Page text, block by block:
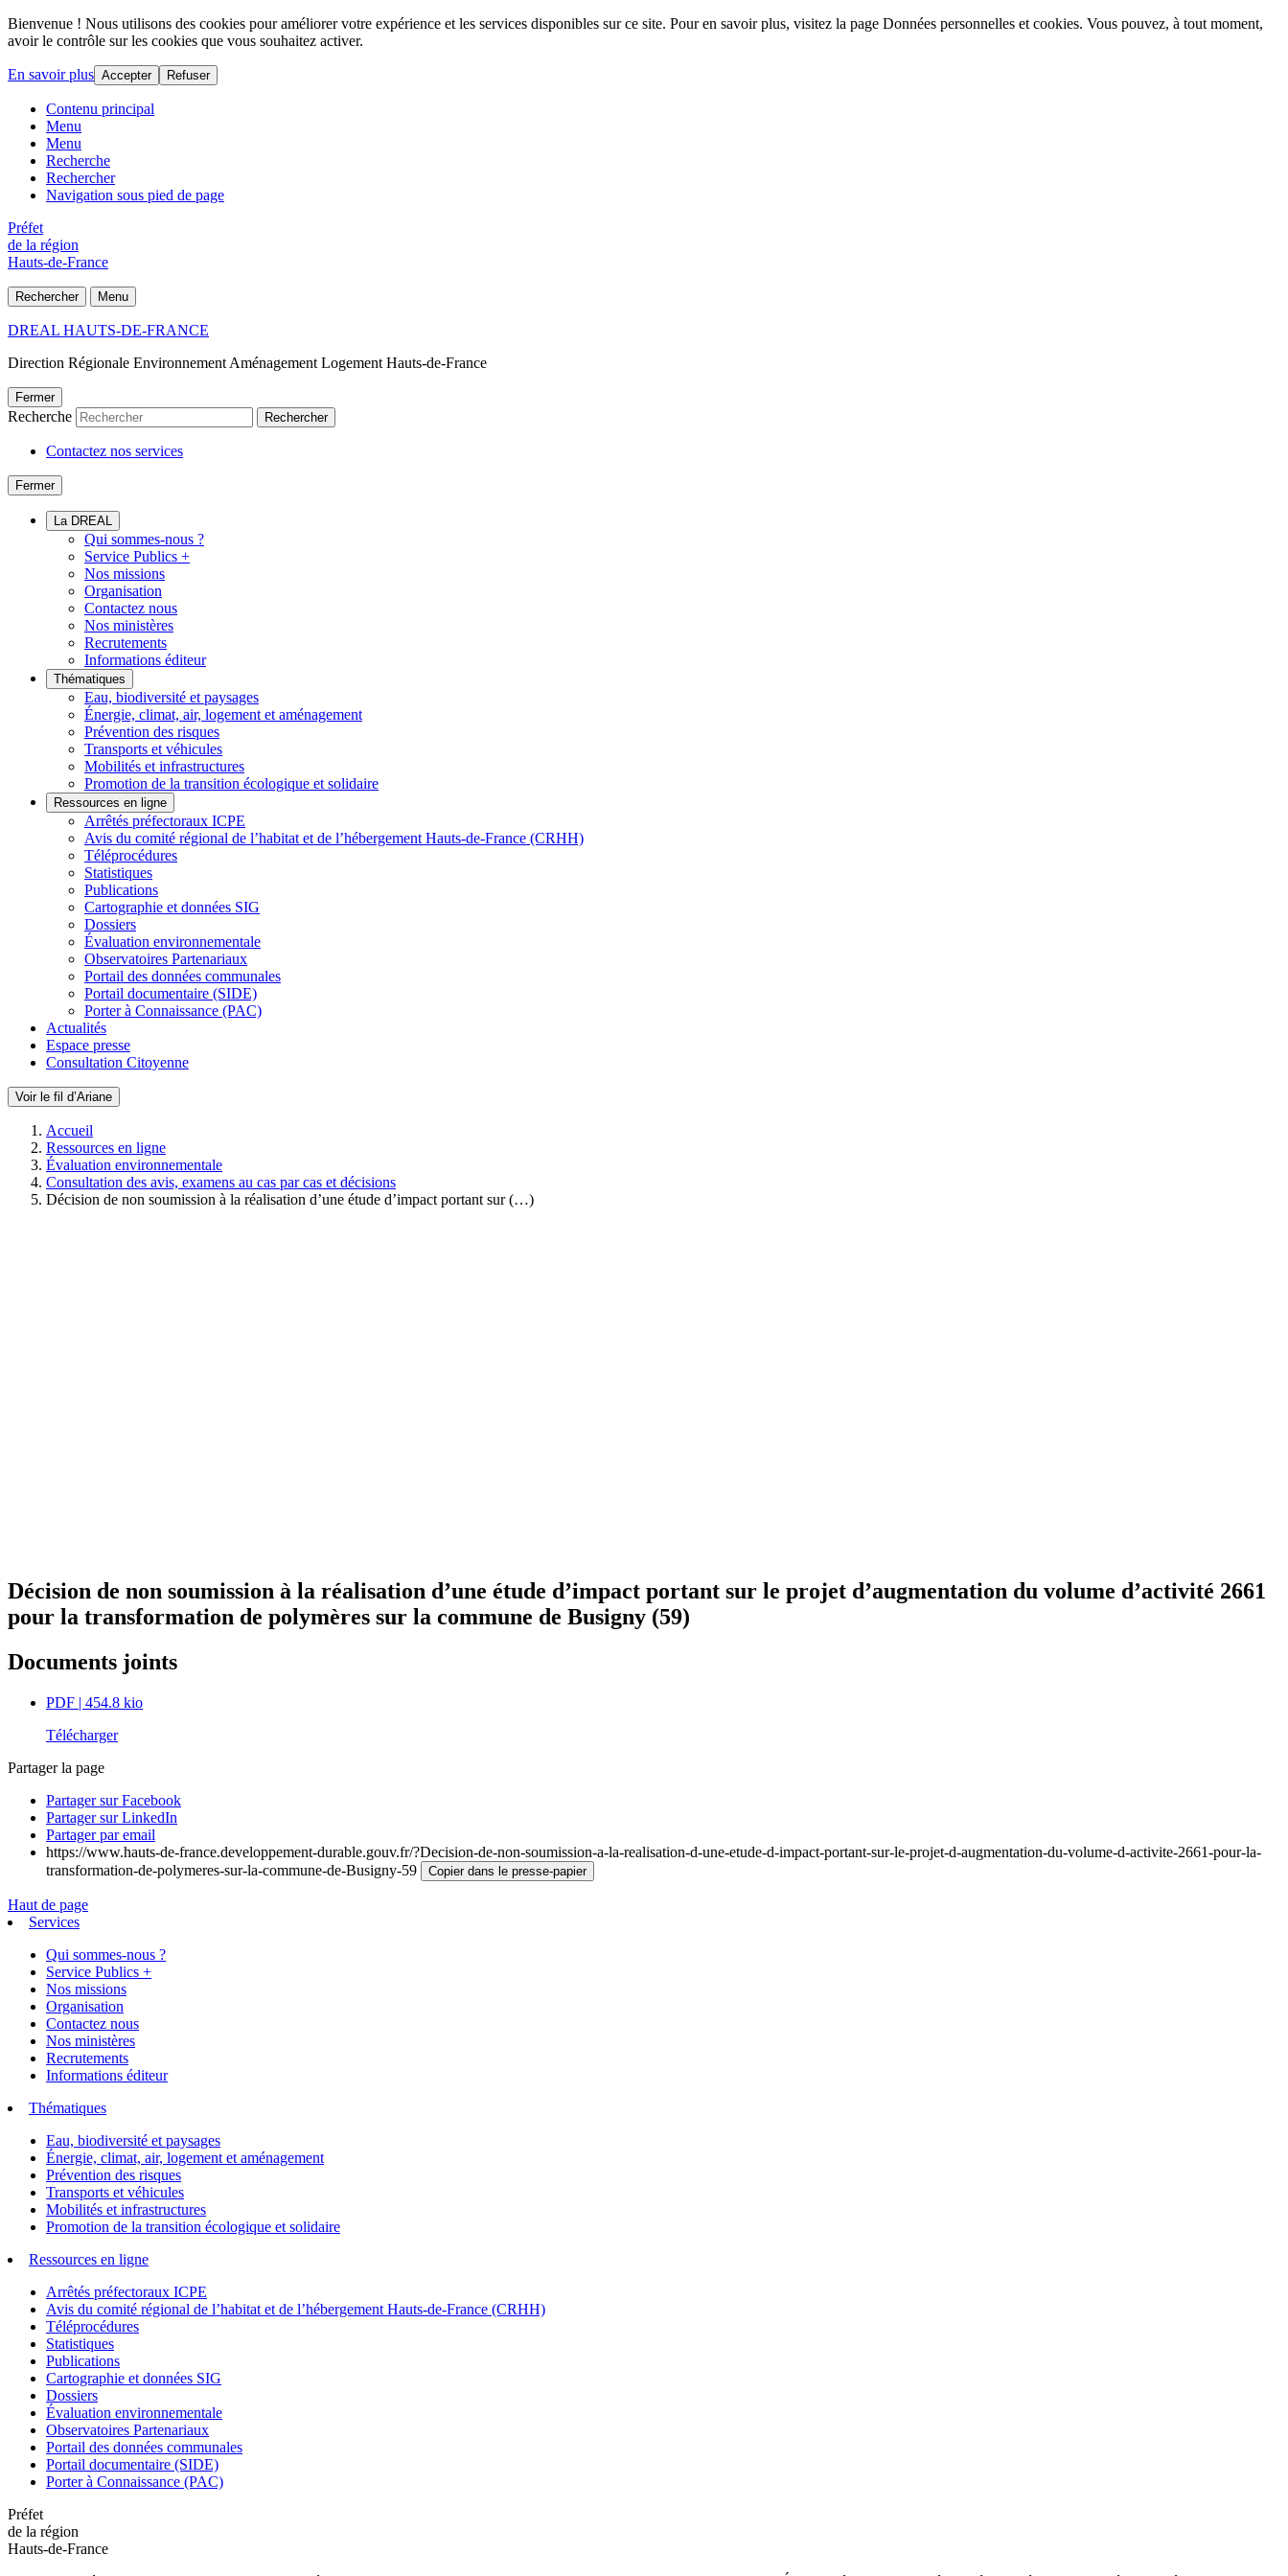
Bienvenue ! Nous utilisons des cookies pour améliorer votre expérience et les services disponibles sur ce site. Pour en savoir plus, visitez la page Données personnelles et cookies. Vous pouvez, à tout moment,
avoir le contrôle sur les cookies que vous souhaitez activer.
En savoir plus Accepter Refuser
Contenu principal
Menu
Menu
Recherche
Rechercher
Navigation sous pied de page
Préfet
de la région
Hauts-de-France
Rechercher Menu
DREAL HAUTS-DE-FRANCE
Direction Régionale Environnement Aménagement Logement Hauts-de-France
Fermer
Recherche Rechercher
Contactez nos services
Fermer
La DREAL
Qui sommes-nous ?
Service Publics +
Nos missions
Organisation
Contactez nous
Nos ministères
Recrutements
Informations éditeur
Thématiques
Eau, biodiversité et paysages
Énergie, climat, air, logement et aménagement
Prévention des risques
Transports et véhicules
Mobilités et infrastructures
Promotion de la transition écologique et solidaire
Ressources en ligne
Arrêtés préfectoraux ICPE
Avis du comité régional de l’habitat et de l’hébergement Hauts-de-France (CRHH)
Téléprocédures
Statistiques
Publications
Cartographie et données SIG
Dossiers
Évaluation environnementale
Observatoires Partenariaux
Portail des données communales
Portail documentaire (SIDE)
Porter à Connaissance (PAC)
Actualités
Espace presse
Consultation Citoyenne
Voir le fil d’Ariane
Accueil
Ressources en ligne
Évaluation environnementale
Consultation des avis, examens au cas par cas et décisions
Décision de non soumission à la réalisation d’une étude d’impact portant sur (…)
Décision de non soumission à la réalisation d’une étude d’impact portant sur le projet d’augmentation du volume d’activité 2661
pour la transformation de polymères sur la commune de Busigny (59)
Documents joints
PDF | 454.8 kio
Télécharger
Partager la page
Partager sur Facebook
Partager sur LinkedIn
Partager par email
https://www.hauts-de-france.developpement-durable.gouv.fr/?Decision-de-non-soumission-a-la-realisation-d-une-etude-d-impact-portant-sur-le-projet-d-augmentation-du-volume-d-activite-2661-pour-la-
transformation-de-polymeres-sur-la-commune-de-Busigny-59
Copier dans le presse-papier
Haut de page
Services
Qui sommes-nous ?
Service Publics +
Nos missions
Organisation
Contactez nous
Nos ministères
Recrutements
Informations éditeur
Thématiques
Eau, biodiversité et paysages
Énergie, climat, air, logement et aménagement
Prévention des risques
Transports et véhicules
Mobilités et infrastructures
Promotion de la transition écologique et solidaire
Ressources en ligne
Arrêtés préfectoraux ICPE
Avis du comité régional de l’habitat et de l’hébergement Hauts-de-France (CRHH)
Téléprocédures
Statistiques
Publications
Cartographie et données SIG
Dossiers
Évaluation environnementale
Observatoires Partenariaux
Portail des données communales
Portail documentaire (SIDE)
Porter à Connaissance (PAC)
Préfet
de la région
Hauts-de-France